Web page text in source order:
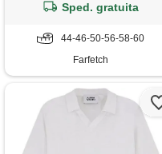
Sped. gratuita
44-46-50-56-58-60
Farfetch